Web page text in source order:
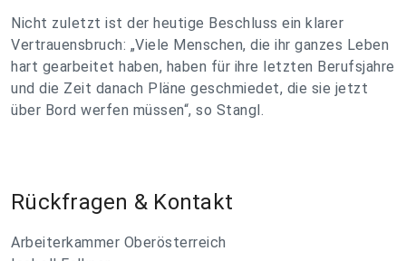
Nicht zuletzt ist der heutige Beschluss ein klarer
Vertrauensbruch: „Viele Menschen, die ihr ganzes Leben
hart gearbeitet haben, haben für ihre letzten Berufsjahre
und die Zeit danach Pläne geschmiedet, die sie jetzt
über Bord werfen müssen“, so Stangl.
Rückfragen & Kontakt
Arbeiterkammer Oberösterreich